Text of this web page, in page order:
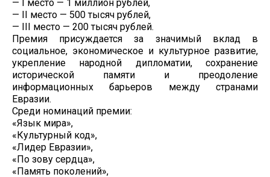
— I место — 1 миллион рублей,
— II место — 500 тысяч рублей,
— III место — 200 тысяч рублей.
Премия присуждается за значимый вклад в
социальное, экономическое и культурное развитие,
укрепление народной дипломатии, сохранение
исторической памяти и преодоление
информационных барьеров между странами
Евразии.
Среди номинаций премии:
«Язык мира»,
«Культурный код»,
«Лидер Евразии»,
«По зову сердца»,
«Память поколений»,